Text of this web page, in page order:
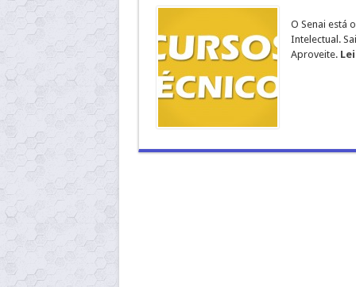
O Senai está
Intelectual.
Aproveite.